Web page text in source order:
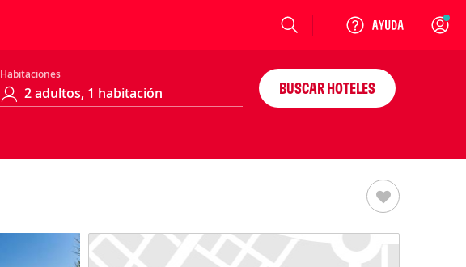
Login
Habitaciones
BUSCAR HOTELES